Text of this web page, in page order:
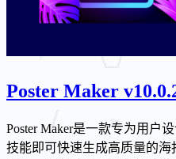
Poster Maker
Poster Maker是一款专为用户
技能即可快速生成高质量的